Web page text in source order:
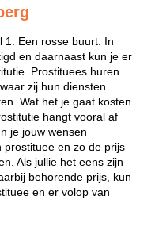
1: Een rosse buurt. In
en daarnaast kun je er
Prostituees huren
zij hun diensten
Wat het je gaat kosten
hangt vooral af
je jouw wensen
prostituee en zo de prijs
Als jullie het eens zijn
behorende prijs, kun
en er volop van